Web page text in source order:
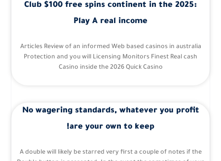
Club $100 free spins continent in the 2025:
Play A real income
Articles Review of an informed Web based casinos in australia
Protection and you will Licensing Monitors Finest Real cash
Casino inside the 2026 Quick Casino
No wagering standards, whatever you profit
are your own to keep!
A double will likely be starred very first a couple of notes if the